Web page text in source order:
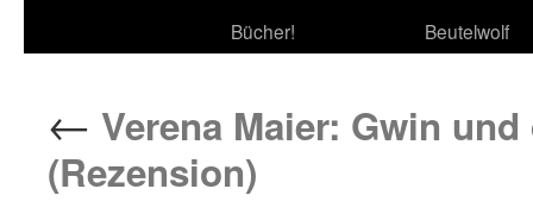
Bücher!
Beutelwolf
← Verena Maier: Gwin
(Rezension)